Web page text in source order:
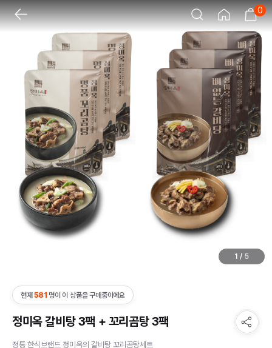
0
1 / 5
현재581 명이 이 상품을 구매중이에요
정미옥 갈비탕 3팩 + 꼬리곰탕 3팩
정통 한식브랜드 정미옥의 갈비탕 꼬리곰탕세트